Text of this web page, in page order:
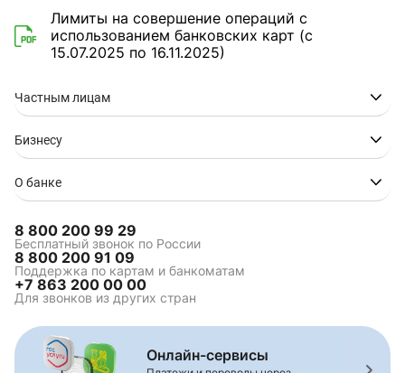
Лимиты на совершение операций с
использованием банковских карт (с
15.07.2025 по 16.11.2025)
Частным лицам
Бизнесу
О банке
8 800 200 99 29
Бесплатный звонок по России
8 800 200 91 09
Поддержка по картам и банкоматам
+7 863 200 00 00
Для звонков из других стран
Онлайн-сервисы